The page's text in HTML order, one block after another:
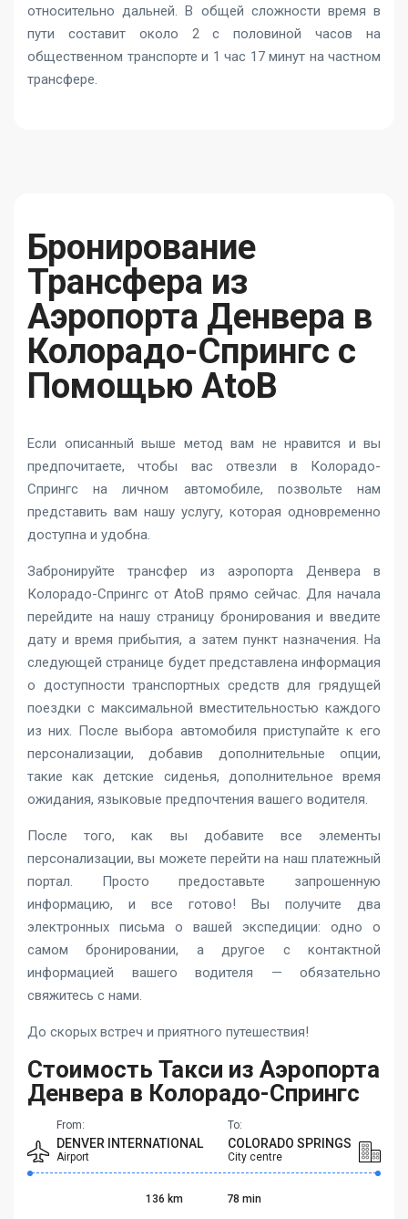
относительно дальней. В общей сложности время в
пути составит около 2 с половиной часов на
общественном транспорте и 1 час 17 минут на частном
трансфере.
Бронирование
Трансфера из
Аэропорта Денвера в
Колорадо-Спрингс с
Помощью AtoB
Если описанный выше метод вам не нравится и вы
предпочитаете, чтобы вас отвезли в Колорадо-
Спрингс на личном автомобиле, позвольте нам
представить вам нашу услугу, которая одновременно
доступна и удобна.
Забронируйте трансфер из аэропорта Денвера в
Колорадо-Спрингс от AtoB прямо сейчас. Для начала
перейдите на нашу страницу бронирования и введите
дату и время прибытия, а затем пункт назначения. На
следующей странице будет представлена информация
о доступности транспортных средств для грядущей
поездки с максимальной вместительностью каждого
из них. После выбора автомобиля приступайте к его
персонализации, добавив дополнительные опции,
такие как детские сиденья, дополнительное время
ожидания, языковые предпочтения вашего водителя.
После того, как вы добавите все элементы
персонализации, вы можете перейти на наш платежный
портал. Просто предоставьте запрошенную
информацию, и все готово! Вы получите два
электронных письма о вашей экспедиции: одно о
самом бронировании, а другое с контактной
информацией вашего водителя — обязательно
свяжитесь с нами.
До скорых встреч и приятного путешествия!
Стоимость Такси из Аэропорта
Денвера в Колорадо-Спрингс
From:
DENVER INTERNATIONAL
Airport
To:
COLORADO SPRINGS
City centre
136 km 78 min